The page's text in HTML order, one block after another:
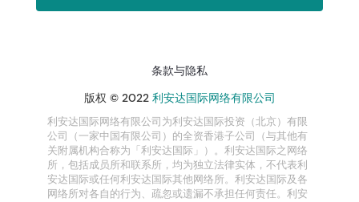
条款与隐私
版权 © 2022 利安达国际网络有限公司
利安达国际网络有限公司为利安达国际投资（北京）有限
公司（一家中国有限公司）的全资香港子公司（与其他有
关附属机构合称为「利安达国际」）。利安达国际之网络
所，包括成员所和联系所，均为独立法律实体，不代表利
安达国际或任何利安达国际其他网络所。利安达国际及各
网络所对各自的行为、疏忽或遗漏不承担任何责任。利安